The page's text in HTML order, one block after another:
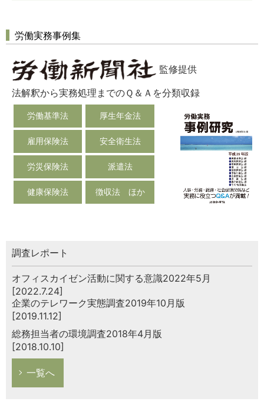
労働実務事例集
監修提供
法解釈から実務処理までのＱ＆Ａを分類収録
労働基準法 厚生年金法
雇用保険法 安全衛生法
労災保険法 派遣法
健康保険法 徴収法 ほか
調査レポート
オフィスカイゼン活動に関する意識2022年5月
[2022.7.24]
企業のテレワーク実態調査2019年10月版
[2019.11.12]
総務担当者の環境調査2018年4月版
[2018.10.10]
一覧へ